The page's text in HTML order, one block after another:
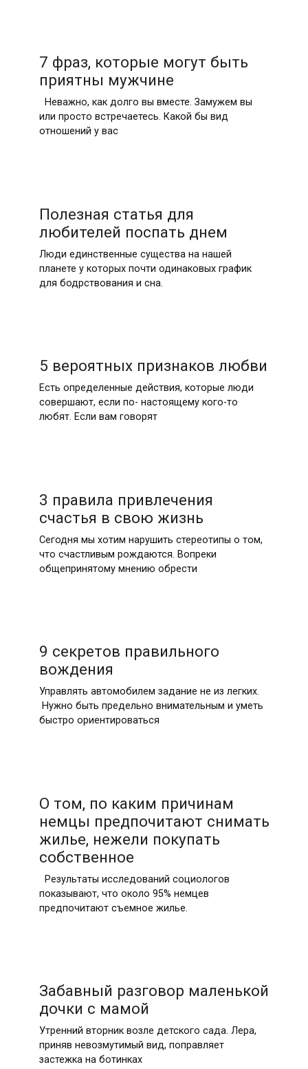
7 фраз, которые могут быть
приятны мужчине
Неважно, как долго вы вместе. Замужем вы
или просто встречаетесь. Какой бы вид
отношений у вас
Полезная статья для
любителей поспать днем
Люди единственные существа на нашей
планете у которых почти одинаковых график
для бодрствования и сна.
5 вероятных признаков любви
Есть определенные действия, которые люди
совершают, если по- настоящему кого-то
любят. Если вам говорят
3 правила привлечения
счастья в свою жизнь
Сегодня мы хотим нарушить стереотипы о том,
что счастливым рождаются. Вопреки
общепринятому мнению обрести
9 секретов правильного
вождения
Управлять автомобилем задание не из легких.
Нужно быть предельно внимательным и уметь
быстро ориентироваться
О том, по каким причинам
немцы предпочитают снимать
жилье, нежели покупать
собственное
Результаты исследований социологов
показывают, что около 95% немцев
предпочитают съемное жилье.
Забавный разговор маленькой
дочки с мамой
Утренний вторник возле детского сада. Лера,
приняв невозмутимый вид, поправляет
застежка на ботинках